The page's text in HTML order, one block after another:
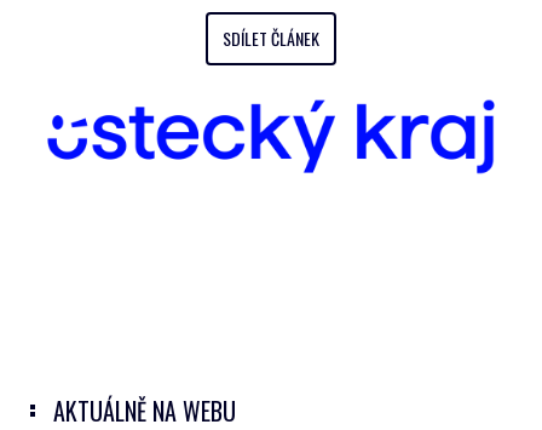
SDÍLET ČLÁNEK
AKTUÁLNĚ NA WEBU